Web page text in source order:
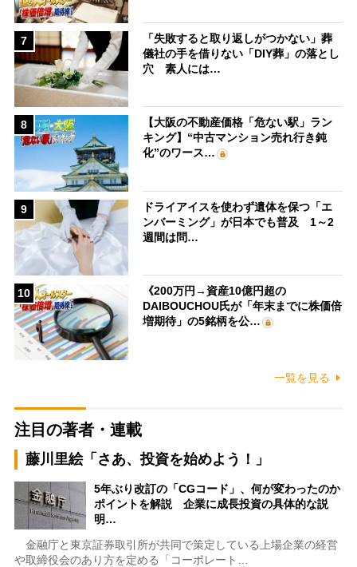
7
「失敗すると取り返しがつかない」葬
儀社の手を借りない「DIY葬」の落とし
穴 素人には…
8
【大阪の不動産価格「危ない駅」ラン
キング】“中古マンション売れ行き鈍
化”のワース…
9
ドライアイスを使わず遺体を保つ「エ
ンバーミング」が日本でも普及 1～2
週間は問…
10
《200万円→資産10億円超の
DAIBOUCHOU氏が「年末までに株価倍
増期待」の5銘柄を公…
一覧を見る
注目の著者・連載
藤川里絵「さあ、投資を始めよう！」
5年ぶり改訂の「CGコード」、何が変わったのか
ポイントを解説 企業に成長投資の具体的な説
明…
金融庁と東京証券取引所が共同で策定している上場企業の経営
や取締役会のあり方を定める「コーポレート…